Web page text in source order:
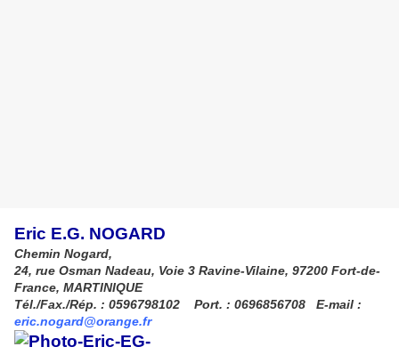
Eric E.G. NOGARD
Chemin Nogard,
24, rue Osman Nadeau, Voie 3 Ravine-Vilaine, 97200 Fort-de-
France, MARTINIQUE
Tél./Fax./Rép. : 0596798102 Port. : 0696856708 E-mail :
eric.nogard@orange.fr